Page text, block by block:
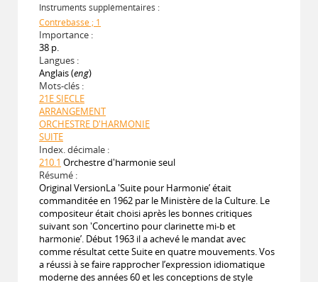
Instruments supplémentaires :
Contrebasse ; 1
Importance :
38 p.
Langues :
Anglais (eng)
Mots-clés :
21E SIECLE
ARRANGEMENT
ORCHESTRE D'HARMONIE
SUITE
Index. décimale :
210.1 Orchestre d'harmonie seul
Résumé :
Original VersionLa 'Suite pour Harmonie’ était
commanditée en 1962 par le Ministère de la Culture. Le
compositeur était choisi après les bonnes critiques
suivant son 'Concertino pour clarinette mi-b et
harmonie’. Début 1963 il a achevé le mandat avec
comme résultat cette Suite en quatre mouvements. Vos
a réussi à se faire rapprocher l’expression idiomatique
moderne des années 60 et les conceptions de style